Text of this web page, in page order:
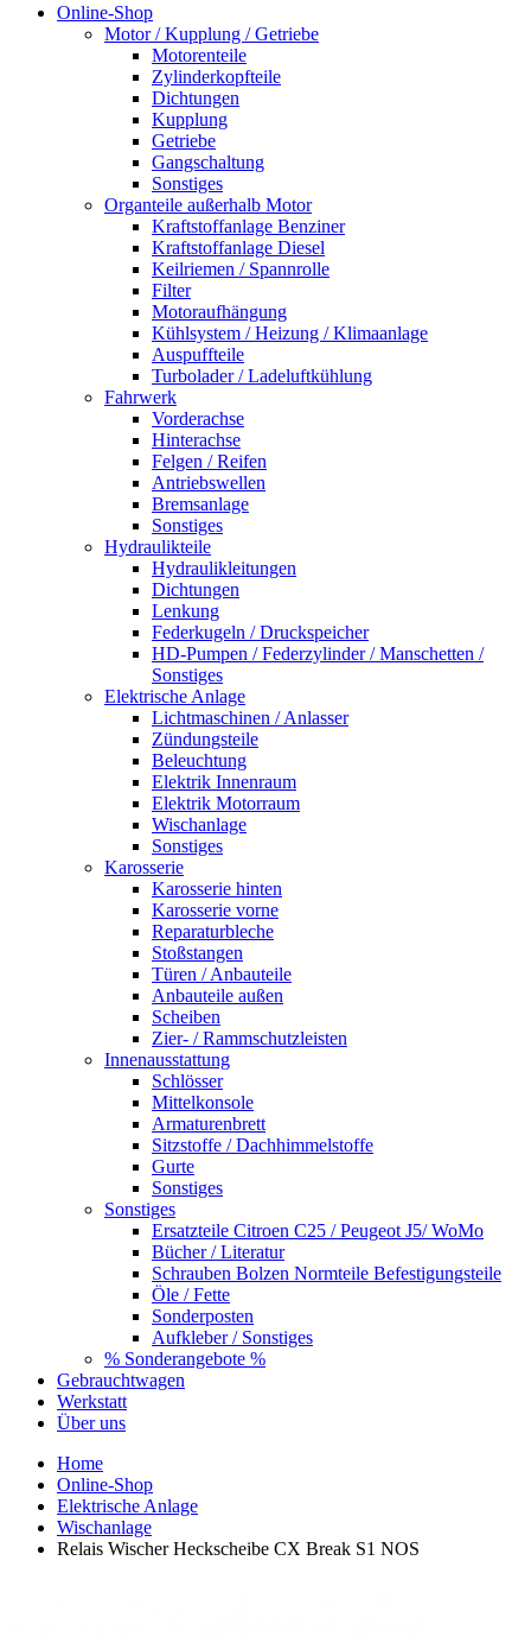
Online-Shop
Motor / Kupplung / Getriebe
Motorenteile
Zylinderkopfteile
Dichtungen
Kupplung
Getriebe
Gangschaltung
Sonstiges
Organteile außerhalb Motor
Kraftstoffanlage Benziner
Kraftstoffanlage Diesel
Keilriemen / Spannrolle
Filter
Motoraufhängung
Kühlsystem / Heizung / Klimaanlage
Auspuffteile
Turbolader / Ladeluftkühlung
Fahrwerk
Vorderachse
Hinterachse
Felgen / Reifen
Antriebswellen
Bremsanlage
Sonstiges
Hydraulikteile
Hydraulikleitungen
Dichtungen
Lenkung
Federkugeln / Druckspeicher
HD-Pumpen / Federzylinder / Manschetten /
Sonstiges
Elektrische Anlage
Lichtmaschinen / Anlasser
Zündungsteile
Beleuchtung
Elektrik Innenraum
Elektrik Motorraum
Wischanlage
Sonstiges
Karosserie
Karosserie hinten
Karosserie vorne
Reparaturbleche
Stoßstangen
Türen / Anbauteile
Anbauteile außen
Scheiben
Zier- / Rammschutzleisten
Innenausstattung
Schlösser
Mittelkonsole
Armaturenbrett
Sitzstoffe / Dachhimmelstoffe
Gurte
Sonstiges
Sonstiges
Ersatzteile Citroen C25 / Peugeot J5/ WoMo
Bücher / Literatur
Schrauben Bolzen Normteile Befestigungsteile
Öle / Fette
Sonderposten
Aufkleber / Sonstiges
% Sonderangebote %
Gebrauchtwagen
Werkstatt
Über uns
Home
Online-Shop
Elektrische Anlage
Wischanlage
Relais Wischer Heckscheibe CX Break S1 NOS